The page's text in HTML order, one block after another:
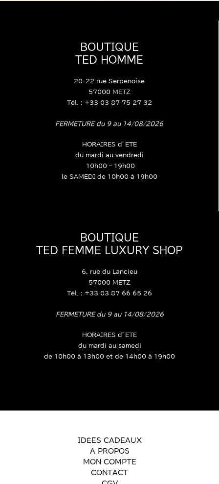
BOUTIQUE
TED HOMME
20-22 rue Serpenoise
57000 METZ
Tél. : +33 03 87 75 27 32
FERMETURE du 9 au 14/08/2026
HORAIRES d’ETE
du mardi au vendredi
10h00 – 19h00
le SAMEDI de 10h00 à 19h00
BOUTIQUE
TED FEMME LUXURY SHOP
6, rue du Lancieu
57000 METZ
Tél. : +33 03 87 66 65 26
FERMETURE du 9 au 14/08/2026
HORAIRES d’ETE
du mardi au samedi
de 10h00 à 13h00 et de 14h00 à 19h00
IDÉES CADEAUX
A PROPOS
MON COMPTE
CONTACT